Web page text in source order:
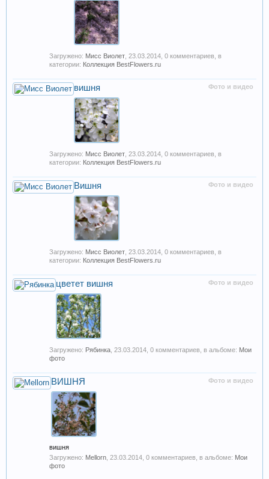
Загружено: Мисс Виолет 23.03.2014 , 0 комментариев, в
категории: Коллекция BestFlowers.ru
Фото и видео
вишня
Загружено: Мисс Виолет 23.03.2014 , 0 комментариев, в
категории: Коллекция BestFlowers.ru
Фото и видео
Вишня
Загружено: Мисс Виолет 23.03.2014 , 0 комментариев, в
категории: Коллекция BestFlowers.ru
Фото и видео
цветет вишня
Загружено: Рябинка 23.03.2014 , 0 комментариев, в альбоме: Мои
фото
Фото и видео
ВИШНЯ
вишня
Загружено: Mellorn 23.03.2014 , 0 комментариев, в альбоме: Мои
фото